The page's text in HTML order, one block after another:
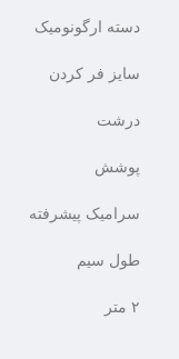
دسته ارگونومیک
سایز فر کردن
درشت
پوشش
سرامیک پیشرفته
طول سیم
۲ متر